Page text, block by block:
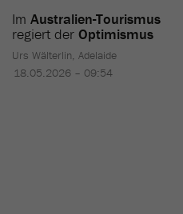
Im Australien-Tourismus
regiert der Optimismus
Urs Wälterlin, Adelaide
18.05.2026 – 09:54